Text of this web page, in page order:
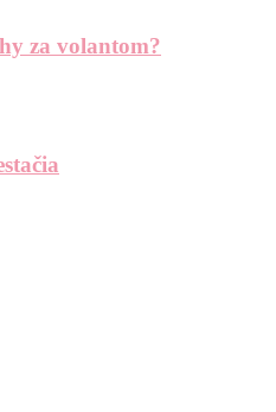
za volantom?